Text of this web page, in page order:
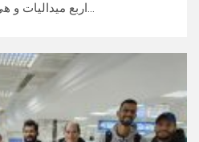
اربع ميداليات و هي حصيلة المشاركة التونسية…